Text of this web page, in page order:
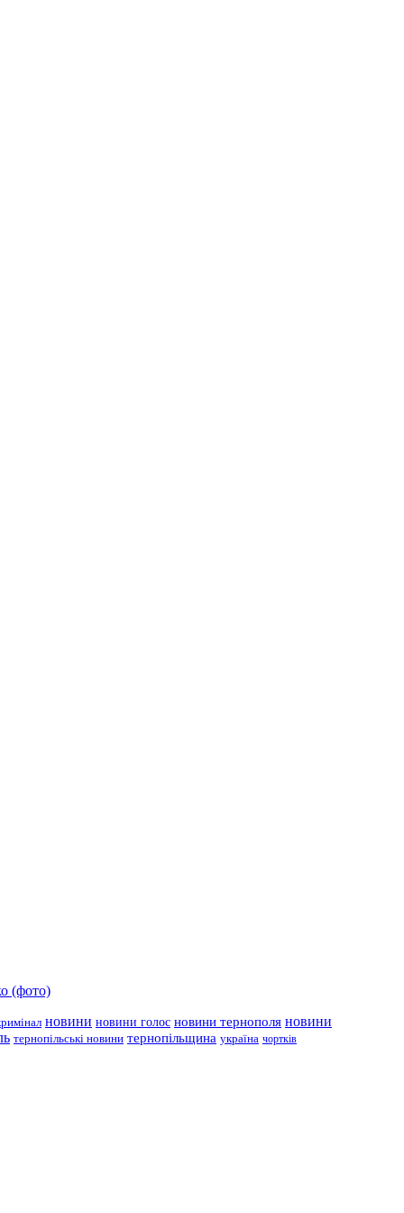
(фото)
новини новини голос новини тернополя новини
тернопільські новини тернопільщина україна чортків